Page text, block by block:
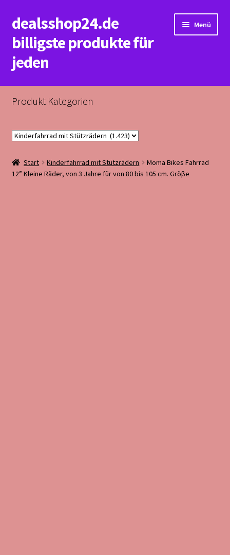
Zur
Navigation
springen
Zum
Inhalt
springen
dealsshop24.de
billigste produkte für
jeden
Menü
Start
Kasse
Mein Konto
Produkt Kategorien
Start Kinderfahrrad mit Stützrädern
Moma Bikes Fahrrad
12” Kleine Räder, von 3 Jahre für von 80 bis 105 cm. Gröβe